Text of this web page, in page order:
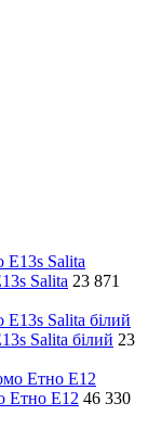
Salita 23 871
Salita білий 23
Етно E12 46 330